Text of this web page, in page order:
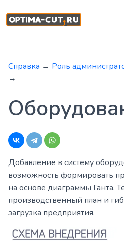
Справка → Роль
→
Добавление в систему
возможность формировать
на основе диаграммы Ганта.
производственный план и
загрузка предприятия.